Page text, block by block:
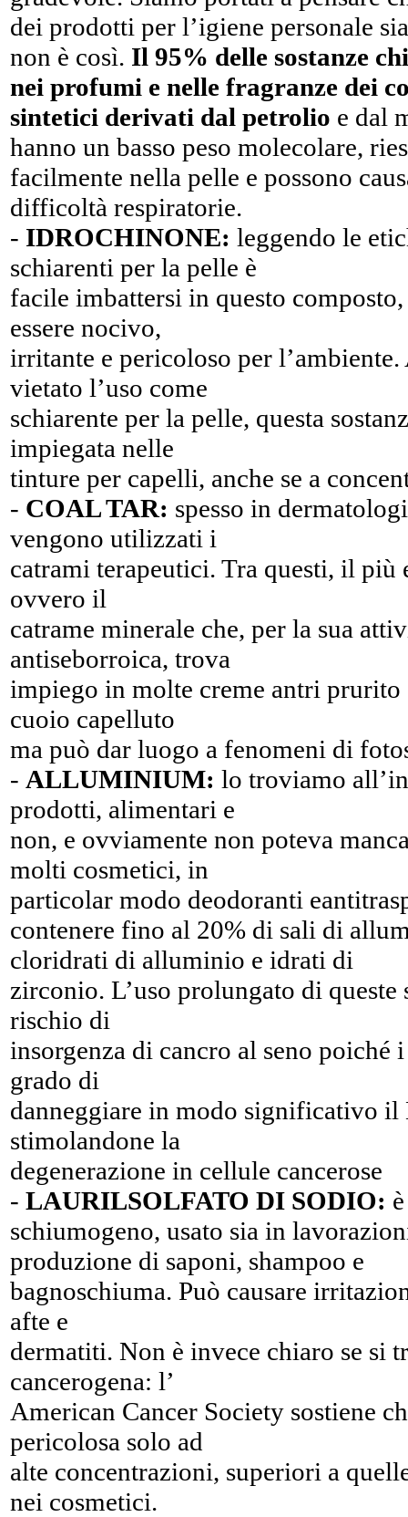
dei prodotti per l’igiene personale
non è così. Il 95% delle sostanze
nei profumi e nelle fragranze dei
sintetici derivati dal petrolio e dal
hanno un basso peso molecolare,
facilmente nella pelle e possono
difficoltà respiratorie.
- IDROCHINONE: leggendo le
schiarenti per la pelle è
facile imbattersi in questo
essere nocivo,
irritante e pericoloso per l’ambiente.
vietato l’uso come
schiarente per la pelle, questa
impiegata nelle
tinture per capelli, anche se a
- COAL TAR: spesso in
vengono utilizzati i
catrami terapeutici. Tra questi, il più
ovvero il
catrame minerale che, per la sua
antiseborroica, trova
impiego in molte creme antri
cuoio capelluto
ma può dar luogo a fenomeni di
- ALLUMINIUM: lo troviamo
prodotti, alimentari e
non, e ovviamente non poteva
molti cosmetici, in
particolar modo deodoranti
contenere fino al 20% di sali di
cloridrati di alluminio e idrati di
zirconio. L’uso prolungato di queste
rischio di
insorgenza di cancro al seno
grado di
danneggiare in modo significativo il
stimolandone la
degenerazione in cellule cancerose
- LAURILSOLFATO DI SODIO:
schiumogeno, usato sia in
produzione di saponi, shampoo e
bagnoschiuma. Può causare
afte e
dermatiti. Non è invece chiaro se si
cancerogena: l’
American Cancer Society sostiene
pericolosa solo ad
alte concentrazioni, superiori a
nei cosmetici.